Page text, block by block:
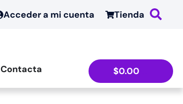
Acceder a mi cuenta Tienda
Contacta $0.00